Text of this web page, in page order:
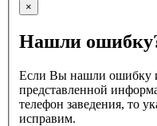
×
Нашли
Если Вы нашли ошибку
представленной
телефон заведения, то
исправим.